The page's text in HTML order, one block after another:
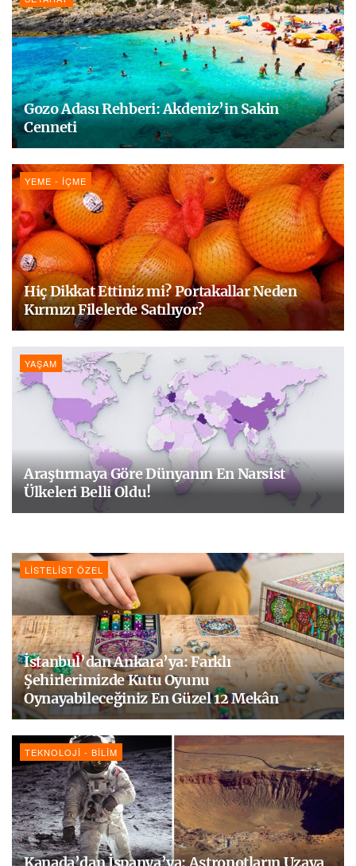
Gozo Adası Rehberi: Akdeniz’in Sakin
Cenneti
YEME - İÇME
Hiç Dikkat Ettiniz mi? Portakallar Neden
Kırmızı Filelerde Satılıyor?
YAŞAM
Araştırmaya Göre Dünyanın En Narsist
Ülkeleri Belli Oldu!
LISTELIST ÖZEL
İstanbul’dan Ankara’ya: Farklı
Şehirlerimizde Kutu Oyunu
Oynayabileceğiniz En Güzel 12 Mekân
TEKNOLOJI - BILIM
Kanada’dan İspanya’ya: Astronotların Uzaya